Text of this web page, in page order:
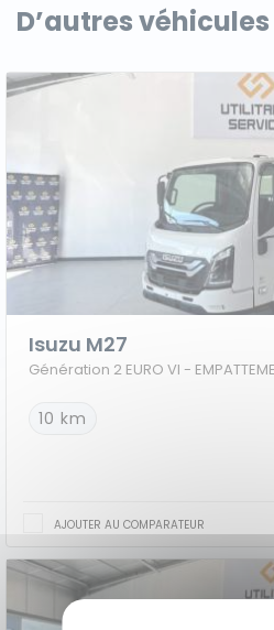
D’autres
Isuzu M27
10 km
AJOUTER AU COMPARATEUR